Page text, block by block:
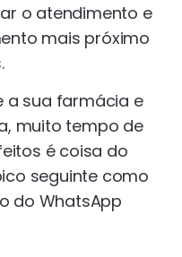
o atendimento e
mais próximo
a sua farmácia e
muito tempo de
é coisa do
seguinte como
do WhatsApp